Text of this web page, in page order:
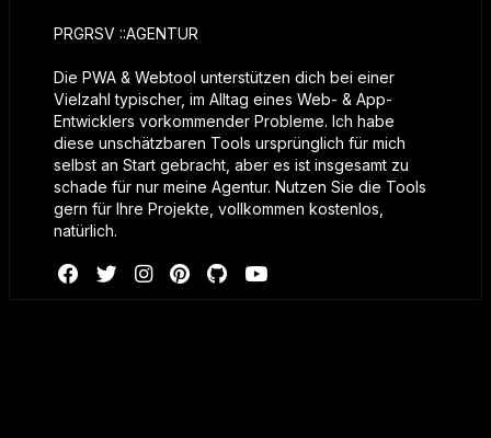
PRGRSV ::AGENTUR
Die PWA & Webtool unterstützen dich bei einer
Vielzahl typischer, im Alltag eines Web- & App-
Entwicklers vorkommender Probleme. Ich habe
diese unschätzbaren Tools ursprünglich für mich
selbst an Start gebracht, aber es ist insgesamt zu
schade für nur meine Agentur. Nutzen Sie die Tools
gern für Ihre Projekte, vollkommen kostenlos,
natürlich.